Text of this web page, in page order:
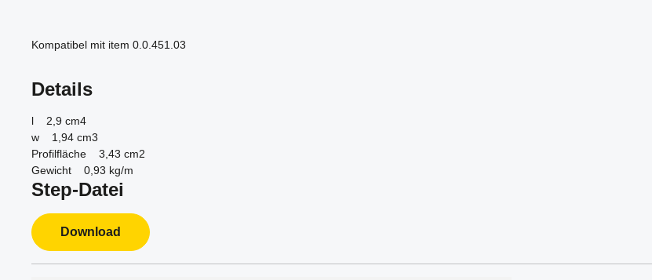
Kompatibel mit item 0.0.451.03
Details
l 2,9 cm4
w 1,94 cm3
Profilfläche 3,43 cm2
Gewicht 0,93 kg/m
Step-Datei
Download